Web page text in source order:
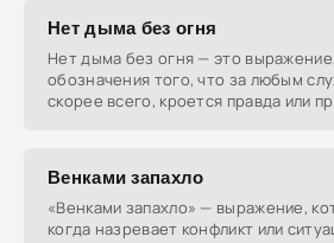
Нет дыма без огня
Нет дыма без огня — это
обозначения того, что за любым
скорее всего, кроется правда или
Венками запахло
«Венками запахло» — выражение,
когда назревает конфликт или